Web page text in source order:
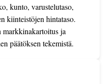
kunto, varustelutaso,
kiinteistöjen hintataso.
markkinakartoitus ja
päätöksen tekemistä.